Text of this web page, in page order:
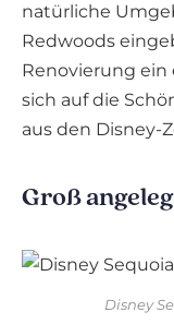
natürliche
Redwoods
Renovierung ein
sich auf die
aus den
Groß
Disney